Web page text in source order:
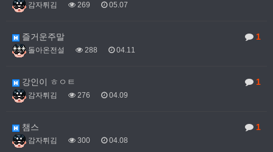
감자튀김 269 05.07
1
즐거운주말
돌아온전설 288 04.11
1
강인이 ㅎㅇㅌ
감자튀김 276 04.09
1
챔스
감자튀김 300 04.08